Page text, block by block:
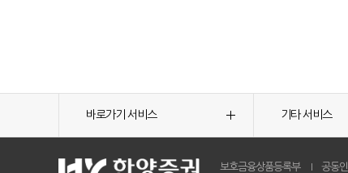
바로가기 서비스 기타 서비스
보호금융상품등록부 공동